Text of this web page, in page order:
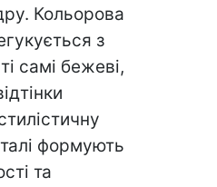
Кольорова
з
самі бежеві,
формують
та